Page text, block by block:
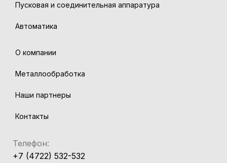
Пусковая и соединительная аппаратура
Автоматика
О компании
Металлообработка
Наши партнеры
Контакты
Телефон:
+7 (4722) 532-532